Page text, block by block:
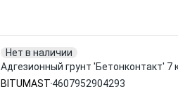
Нет в наличии
Адгезионный грунт 'Бетонконтакт' 7
BITUMAST 4607952904293